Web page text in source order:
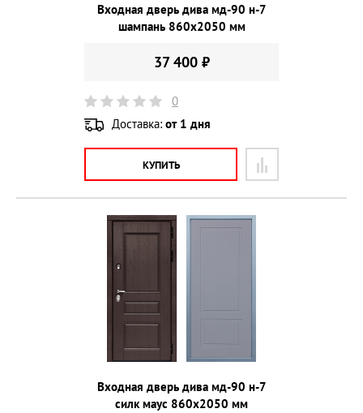
Входная дверь дива мд-90 н-7
шампань 860х2050 мм
37 400 ₽
0
Доставка: от 1 дня
КУПИТЬ
Входная дверь дива мд-90 н-7
силк маус 860х2050 мм